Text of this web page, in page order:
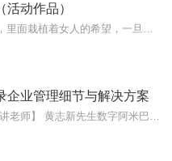
动作品）
企业管理细节与解决方案